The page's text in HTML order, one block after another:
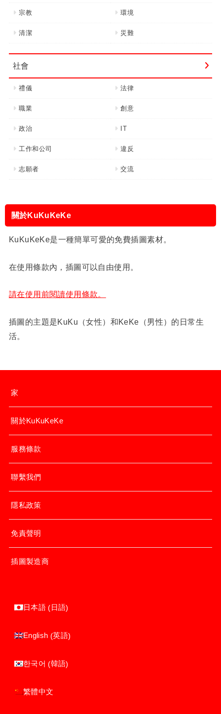
宗教 環境
清潔 災難
社會
禮儀 法律
職業 創意
政治 IT
工作和公司 違反
志願者 交流
關於KuKuKeKe
KuKuKeKe是一種簡單可愛的免費插圖素材。
在使用條款內，插圖可以自由使用。
請在使用前閱讀使用條款。
插圖的主題是KuKu（女性）和KeKe（男性）的日常生
活。
家
關於KuKuKeKe
服務條款
聯繫我們
隱私政策
免責聲明
插圖製造商
日本語 ( 日語)
English (英語)
한국어 (韓語)
繁體中文